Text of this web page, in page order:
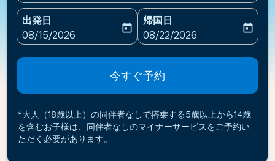
出発日
fc-booking-departure-date-aria-label
08/15/2026
today
帰国日
fc-booking-return-date-
08/22/2026
today
今すぐ予約
*大人（18歳以上）の同伴者なしで搭乗する5歳以上から14歳
を含むお子様は、同伴者なしのマイナーサービスをご予約い
ただく必要があります。